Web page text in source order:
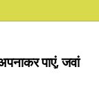
पाएं, जवां